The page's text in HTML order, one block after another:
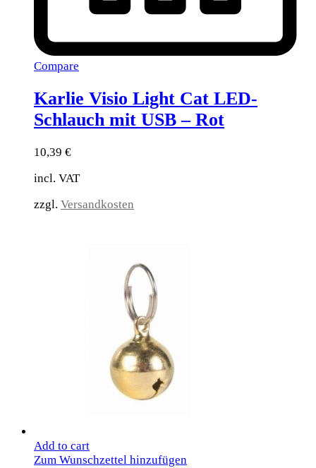
Compare
Karlie Visio Light Cat LED-
Schlauch mit USB – Rot
10,39 €
incl. VAT
zzgl. Versandkosten
Add to cart
Zum Wunschzettel hinzufügen